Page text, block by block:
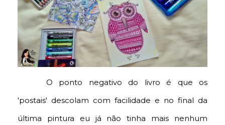
O ponto negativo do livro é que os
'postais' descolam com facilidade e no final da
última pintura eu já não tinha mais nenhum